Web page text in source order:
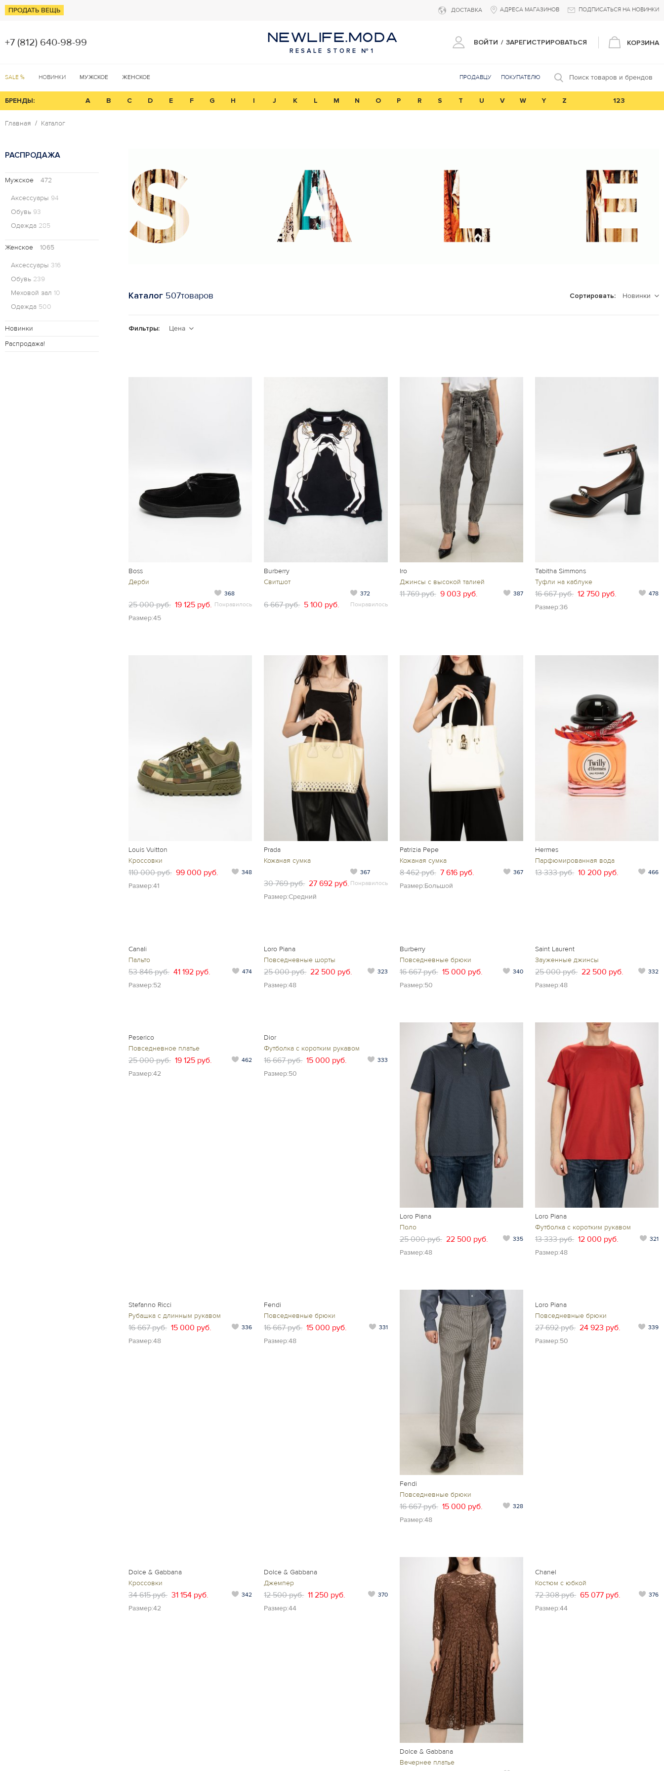
ПРОДАТЬ ВЕЩЬ ДОСТАВКА АДРЕСА МАГАЗИНОВ ПОДПИСАТЬСЯ НА НОВИНКИ
+7 (812) 640-98-99 NEWLIFE.MODA
RESALE STORE №1
ВОЙТИ / ЗАРЕГИСТРИРОВАТЬСЯ КОРЗИНА
SALE % НОВИНКИ МУЖСКОЕ ЖЕНСКОЕ ПРОДАВЦУ ПОКУПАТЕЛЮ Поиск товаров и брендов
БРЕНДЫ: A B C D E F G H I J K L M N O P R S T U V W Y Z 123
Главная Каталог
РАСПРОДАЖА
Мужское 472
Аксессуары 94
Обувь 93
Одежда 285
Женское 1065
Аксессуары 316
Обувь 239
Меховой зал 10
Одежда 500
Новинки
Распродажа!
Каталог 507товаров Сортировать: Новинки
Фильтры: Цена
Boss
Дерби
25 000 руб. 19 125 руб.
368
Понравилось
Размер:45
Burberry
Свитшот
6 667 руб. 5 100 руб.
372
Понравилось
Iro
Джинсы с высокой талией
11 769 руб. 9 003 руб. 387
Tabitha Simmons
Туфли на каблуке
16 667 руб. 12 750 руб. 478
Размер:36
Louis Vuitton
Кроссовки
110 000 руб. 99 000 руб. 348
Размер:41
Prada
Кожаная сумка
30 769 руб. 27 692 руб.
367
Понравилось
Размер:Средний
Patrizia Pepe
Кожаная сумка
8 462 руб. 7 616 руб. 367
Размер:Большой
Hermes
Парфюмированная вода
13 333 руб. 10 200 руб. 466
Canali
Пальто
53 846 руб. 41 192 руб. 474
Размер:52
Loro Piana
Повседневные шорты
25 000 руб. 22 500 руб. 323
Размер:48
Burberry
Повседневные брюки
16 667 руб. 15 000 руб. 340
Размер:50
Saint Laurent
Зауженные джинсы
25 000 руб. 22 500 руб. 332
Размер:48
Peserico
Повседневное платье
25 000 руб. 19 125 руб. 462
Размер:42
Dior
Футболка с коротким рукавом
16 667 руб. 15 000 руб. 333
Размер:50
Loro Piana
Поло
25 000 руб. 22 500 руб. 335
Размер:48
Loro Piana
Футболка с коротким рукавом
13 333 руб. 12 000 руб. 321
Размер:48
Stefanno Ricci
Рубашка с длинным рукавом
16 667 руб. 15 000 руб. 336
Размер:48
Fendi
Повседневные брюки
16 667 руб. 15 000 руб. 331
Размер:48
Fendi
Повседневные брюки
16 667 руб. 15 000 руб. 328
Размер:48
Loro Piana
Повседневные брюки
27 692 руб. 24 923 руб. 339
Размер:50
Dolce & Gabbana
Кроссовки
34 615 руб. 31 154 руб. 342
Размер:42
Dolce & Gabbana
Джемпер
12 500 руб. 11 250 руб. 370
Размер:44
Dolce & Gabbana
Вечернее платье
Chanel
Костюм с юбкой
72 308 руб. 65 077 руб. 376
Размер:44